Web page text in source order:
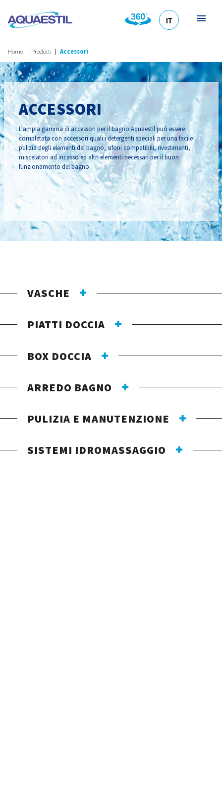
IT
Home Prodotti Accessori
ACCESSORI
L'ampia gamma di accessori per il bagno Aquaestil può essere
completata con accessori quali i detergenti speciali per una facile
pulizia degli elementi del bagno, sifoni compatibili, rivestimenti,
miscelatori ad incasso ed altri elementi necessari per il buon
funzionamento del bagno.
VASCHE
PIATTI DOCCIA
BOX DOCCIA
ARREDO BAGNO
PULIZIA E MANUTENZIONE
SISTEMI IDROMASSAGGIO